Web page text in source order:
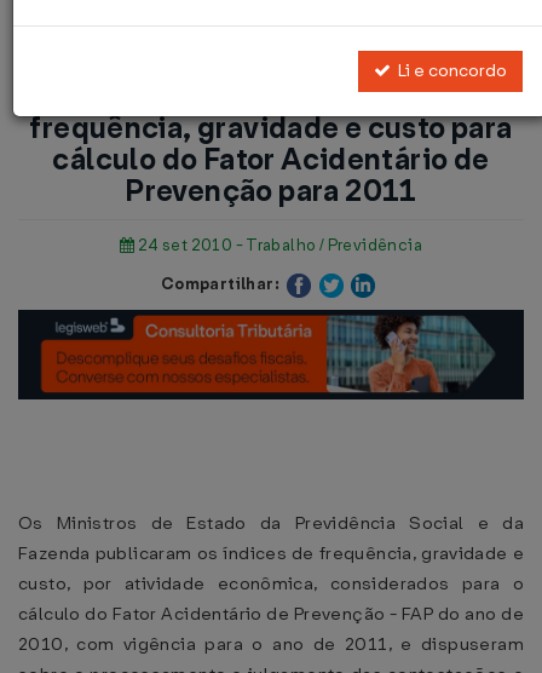
Voltar
Publicados os índices de
frequência, gravidade e custo para
cálculo do Fator Acidentário de
Prevenção para 2011
24 set 2010 - Trabalho / Previdência
Compartilhar:
Os Ministros de Estado da Previdência Social e da
Fazenda publicaram os índices de frequência, gravidade e
custo, por atividade econômica, considerados para o
cálculo do Fator Acidentário de Prevenção - FAP do ano de
2010, com vigência para o ano de 2011, e dispuseram
Li e concordo